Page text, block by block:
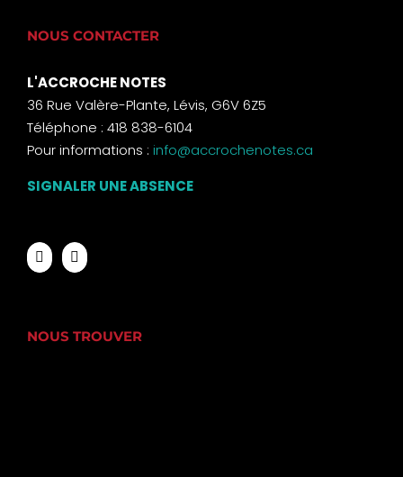
NOUS CONTACTER
L'ACCROCHE NOTES
36 Rue Valère-Plante, Lévis, G6V 6Z5
Téléphone : 418 838-6104
Pour informations : info@accrochenotes.ca
SIGNALER UNE ABSENCE
NOUS TROUVER